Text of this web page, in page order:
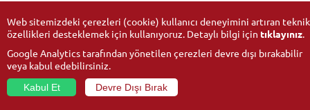
Web sitemizdeki çerezleri (cookie) kullanıcı deneyimini artıran teknik
özellikleri desteklemek için kullanıyoruz. Detaylı bilgi için tıklayınız.
Google Analytics tarafından yönetilen çerezleri devre dışı bırakabilir
veya kabul edebilirsiniz.
Kabul Et
Devre Dışı Bırak
© 2026Anadolu Üniversitesi- Tüm hakları saklıdır.